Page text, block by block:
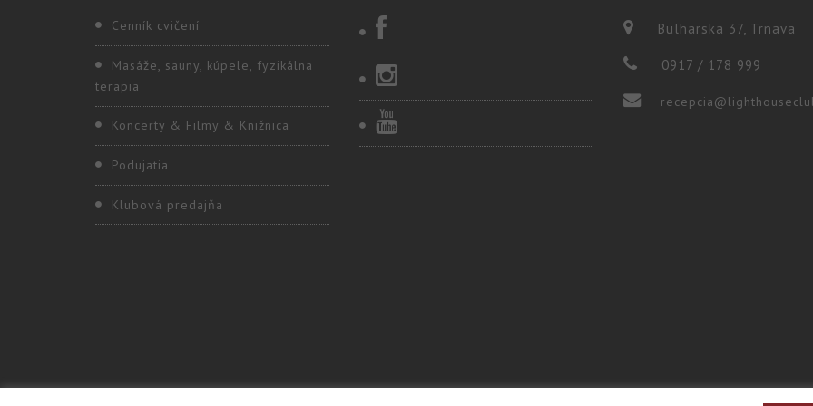
Cenník cvičení
Masáže, sauny, kúpele, fyzikálna
terapia
Koncerty & Filmy & Knižnica
Podujatia
Klubová predajňa
Bulharska 37, Trnava
0917 / 178 999